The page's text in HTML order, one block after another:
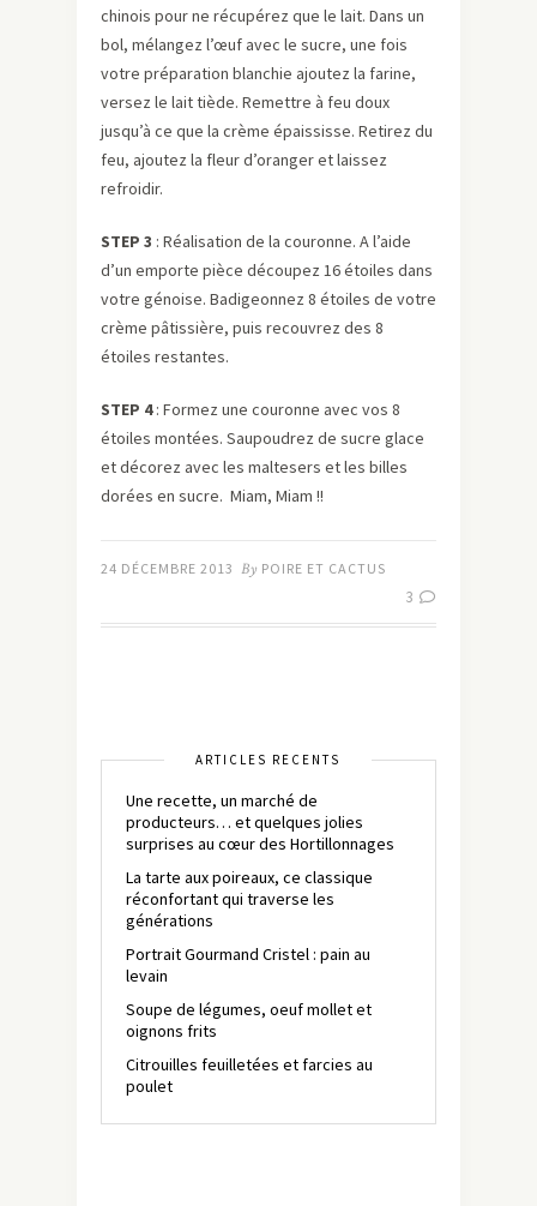
chinois pour ne récupérez que le lait. Dans un
bol, mélangez l’œuf avec le sucre, une fois
votre préparation blanchie ajoutez la farine,
versez le lait tiède. Remettre à feu doux
jusqu’à ce que la crème épaississe. Retirez du
feu, ajoutez la fleur d’oranger et laissez
refroidir.
STEP 3 : Réalisation de la couronne. A l’aide
d’un emporte pièce découpez 16 étoiles dans
votre génoise. Badigeonnez 8 étoiles de votre
crème pâtissière, puis recouvrez des 8
étoiles restantes.
STEP 4: Formez une couronne avec vos 8
étoiles montées. Saupoudrez de sucre glace
et décorez avec les maltesers et les billes
dorées en sucre. Miam, Miam !!
24 DÉCEMBRE 2013 By POIRE ET CACTUS
3
ARTICLES RÉCENTS
Une recette, un marché de
producteurs… et quelques jolies
surprises au cœur des Hortillonnages
La tarte aux poireaux, ce classique
réconfortant qui traverse les
générations
Portrait Gourmand Cristel : pain au
levain
Soupe de légumes, oeuf mollet et
oignons frits
Citrouilles feuilletées et farcies au
poulet